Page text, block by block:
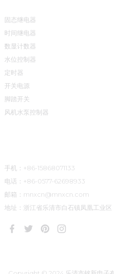
固态继电器
时间继电器
数显计数器
水位控制器
定时器
开关电源
脚踏开关
风机水泵控制器
手机：+86-15868071133
电话：+86-0577-62698933
邮箱：mnxcn@mnxcn.com
地址：浙江省乐清市白石镇凤凰工业区